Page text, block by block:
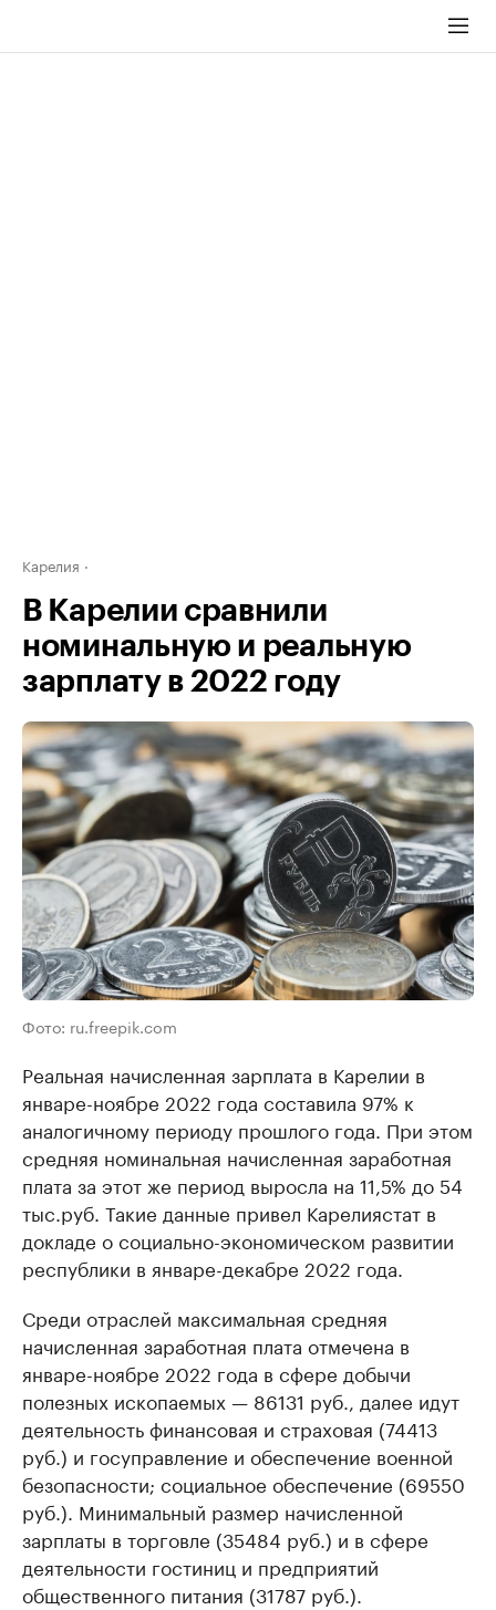
Карелия
В Карелии сравнили
номинальную и реальную
зарплату в 2022 году
Фото: ru.freepik.com
Реальная начисленная зарплата в Карелии в
январе-ноябре 2022 года составила 97% к
аналогичному периоду прошлого года. При этом
средняя номинальная начисленная заработная
плата за этот же период выросла на 11,5% до 54
тыс.руб. Такие данные привел Карелиястат в
докладе о социально-экономическом развитии
республики в январе-декабре 2022 года.
Среди отраслей максимальная средняя
начисленная заработная плата отмечена в
январе-ноябре 2022 года в сфере добычи
полезных ископаемых — 86131 руб., далее идут
деятельность финансовая и страховая (74413
руб.) и госуправление и обеспечение военной
безопасности; социальное обеспечение (69550
руб.). Минимальный размер начисленной
зарплаты в торговле (35484 руб.) и в сфере
деятельности гостиниц и предприятий
общественного питания (31787 руб.).